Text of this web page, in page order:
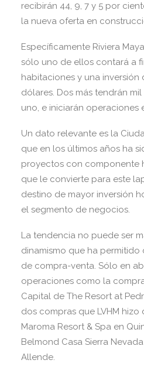
recibirán 44, 9, 7 y 5 por
la nueva oferta en
Específicamente Riviera
sólo uno de ellos contará a
habitaciones y una inversión
dólares. Dos más tendrán
uno, e iniciarán operaciones
Un dato relevante es la
que en los últimos años ha
proyectos con componente
que le convierte para este
destino de mayor inversión
el segmento de negocios.
La tendencia no puede ser
dinamismo que ha permitido
de compra-venta. Sólo en
operaciones como la
Capital de The Resort at
dos compras que LVHM
Maroma Resort & Spa en
Belmond Casa Sierra
Allende.